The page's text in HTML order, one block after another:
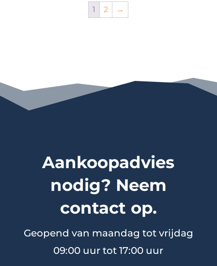
1 2 →
Aankoopadvies
nodig? Neem
contact op.
Geopend van maandag tot vrijdag
09:00 uur tot 17:00 uur